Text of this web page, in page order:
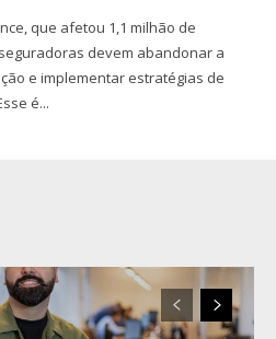
que afetou 1,1 milhão de
devem abandonar a
e implementar estratégias de
Esse é...